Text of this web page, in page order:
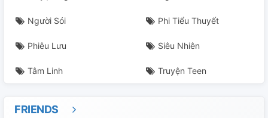
Người Sói Phi Tiểu Thuyết
Phiêu Lưu Siêu Nhiên
Tâm Linh Truyện Teen
FRIENDS